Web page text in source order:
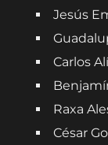
Jesús
Carlos
Raxa
César